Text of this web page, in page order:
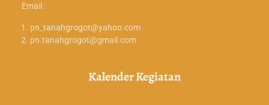
Email :
pn_tanahgrogot@yahoo.com
pn.tanahgrogot@gmail.com
Kalender Kegiatan